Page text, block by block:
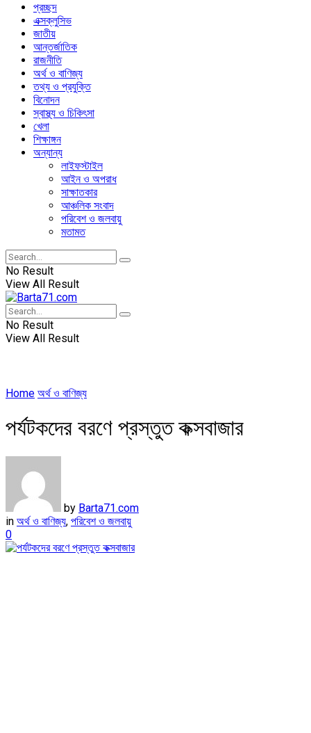
প্রচ্ছদ
এক্সক্লুসিভ
জাতীয়
আন্তর্জাতিক
রাজনীতি
অর্থ ও বাণিজ্য
তথ্য ও প্রযুক্তি
বিনোদন
স্বাস্থ্য ও চিকিৎসা
খেলা
শিক্ষাঙ্গন
অন্যান্য
লাইফস্টাইল
আইন ও অপরাধ
সাক্ষাতকার
আঞ্চলিক সংবাদ
পরিবেশ ও জলবায়ু
মতামত
No Result
View All Result
No Result
View All Result
Home অর্থ ও বাণিজ্য
পর্যটকদের বরণে প্রস্তুত কক্সবাজার
by Barta71.com
in অর্থ ও বাণিজ্য, পরিবেশ ও জলবায়ু
0